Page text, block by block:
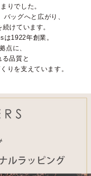
りでした。
ッグへと広がり、
けています。
1922年創業。
点に、
品質と
りを支えています。